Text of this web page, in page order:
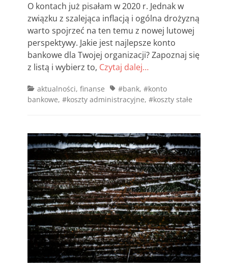
O kontach już pisałam w 2020 r. Jednak w
związku z szalejąca inflacją i ogólna drożyzną
warto spojrzeć na ten temu z nowej lutowej
perspektywy. Jakie jest najlepsze konto
bankowe dla Twojej organizacji? Zapoznaj się
z listą i wybierz to, Czytaj dalej…
Categories
aktualności, finanse Tags#bank, #konto
bankowe, #koszty administracyjne, #koszty stałe